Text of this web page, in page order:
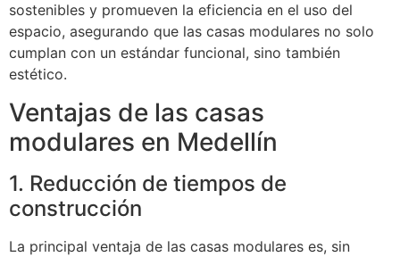
sostenibles y promueven la eficiencia en el uso del
espacio, asegurando que las casas modulares no solo
cumplan con un estándar funcional, sino también
estético.
Ventajas de las casas
modulares en Medellín
1. Reducción de tiempos de
construcción
La principal ventaja de las casas modulares es, sin